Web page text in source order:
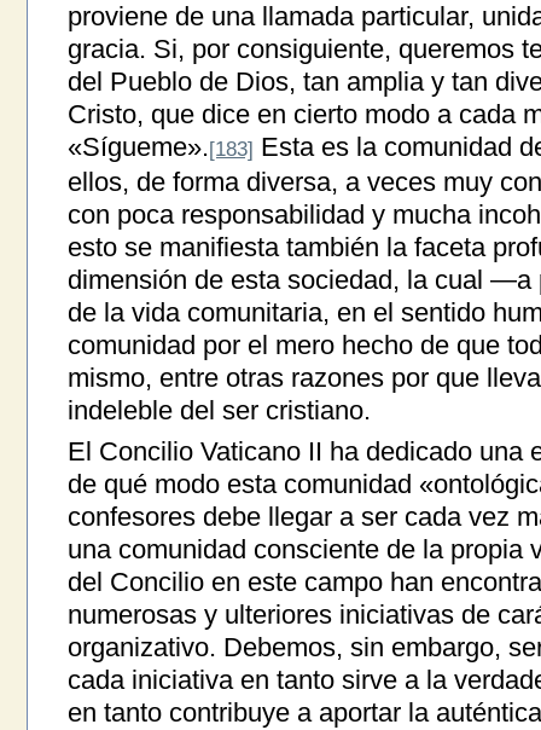
proviene de una llamada particular,
gracia. Si, por consiguiente, queremos
del Pueblo de Dios, tan amplia y tan
Cristo, que dice en cierto modo a cada
«Sígueme».[183] Esta es la comunidad
ellos, de forma diversa, a veces muy
con poca responsabilidad y mucha
esto se manifiesta también la faceta
dimensión de esta sociedad, la cual —a
de la vida comunitaria, en el sentido
comunidad por el mero hecho de que
mismo, entre otras razones por que
indeleble del ser cristiano.
El Concilio Vaticano II ha dedicado una
de qué modo esta comunidad
confesores debe llegar a ser cada vez
una comunidad consciente de la propia
del Concilio en este campo han
numerosas y ulteriores iniciativas de
organizativo. Debemos, sin embargo,
cada iniciativa en tanto sirve a la
en tanto contribuye a aportar la